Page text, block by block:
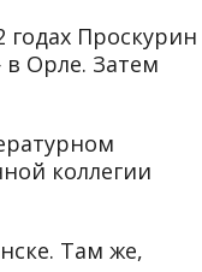
годах Проскурин
Орле. Затем
коллегии
Там же,